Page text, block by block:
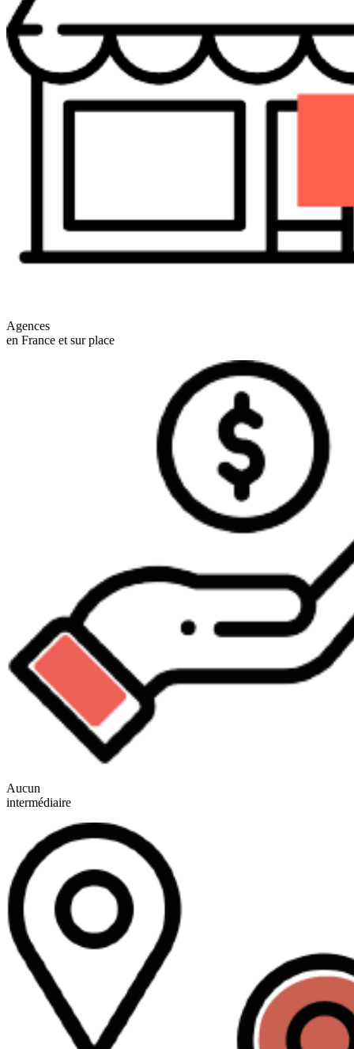
Agences
en France et sur place
Aucun
intermédiaire